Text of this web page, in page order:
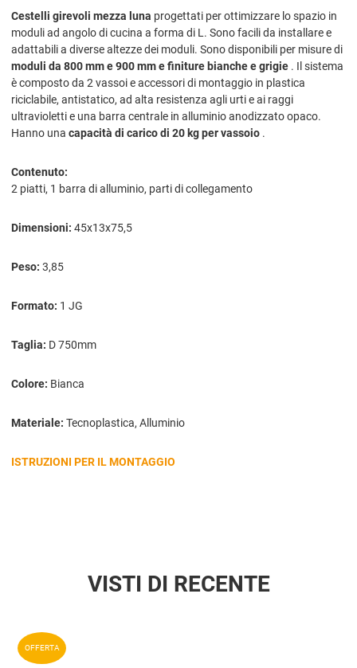
Cestelli girevoli mezza luna progettati per ottimizzare lo spazio in
moduli ad angolo di cucina a forma di L. Sono facili da installare e
adattabili a diverse altezze dei moduli. Sono disponibili per misure di
moduli da 800 mm e 900 mm e finiture bianche e grigie . Il sistema
è composto da 2 vassoi e accessori di montaggio in plastica
riciclabile, antistatico, ad alta resistenza agli urti e ai raggi
ultravioletti e una barra centrale in alluminio anodizzato opaco.
Hanno una capacità di carico di 20 kg per vassoio .
Contenuto:
2 piatti, 1 barra di alluminio, parti di collegamento
Dimensioni: 45x13x75,5
Peso: 3,85
Formato: 1 JG
Taglia: D 750mm
Colore: Bianca
Materiale: Tecnoplastica, Alluminio
ISTRUZIONI PER IL MONTAGGIO
VISTI DI RECENTE
OFFERTA